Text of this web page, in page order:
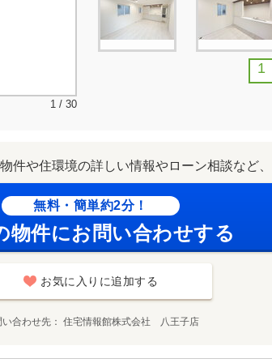
1 / 30
1
件や住環境の詳しい情報やローン相談など、
無料・簡単約2分！
物件にお問い合わせする
お気に入りに追加する
い合わせ先 住宅情報館株式会社 八王子店